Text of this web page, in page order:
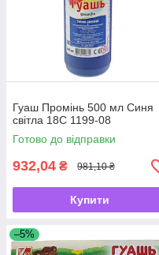
Гуаш Промінь 500 мл Синя
світла 18С 1199-08
Готово до відправки
932,04 ₴ 981,10 ₴
Купити
–5%